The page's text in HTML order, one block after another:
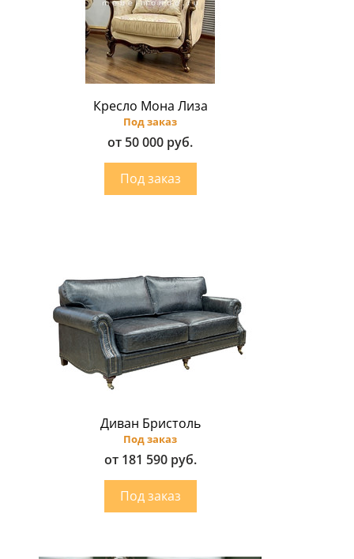
Кресло Мона Лиза
Под заказ
от 50 000 руб.
Диван Бристоль
Под заказ
от 181 590 руб.